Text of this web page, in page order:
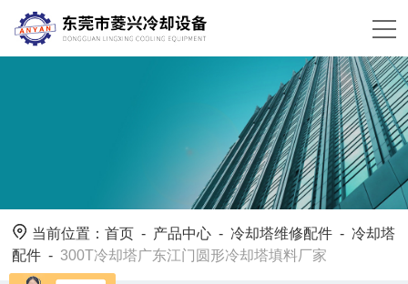
当前位置：首页 - 产品中心 -冷却塔维修配件 -冷却塔
配件 -300T冷却塔广东江门圆形冷却塔填料厂家